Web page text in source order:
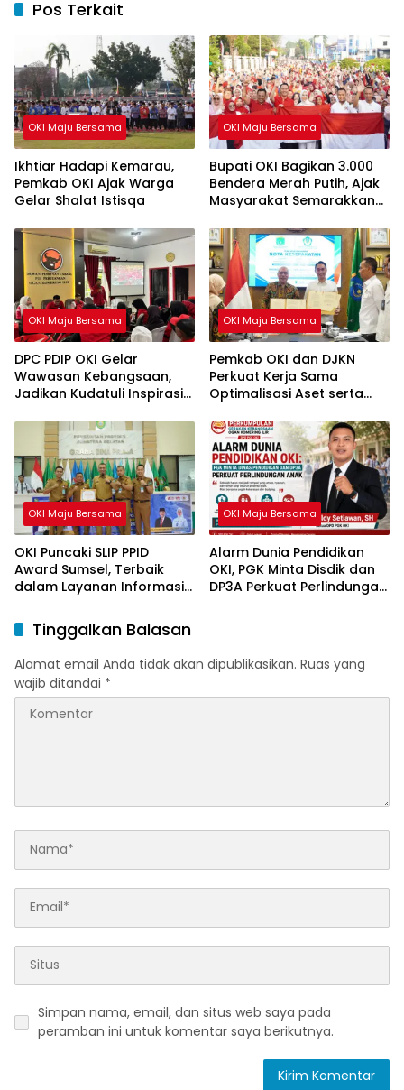
Pos Terkait
OKI Maju Bersama
Ikhtiar Hadapi Kemarau,
Pemkab OKI Ajak Warga
Gelar Shalat Istisqa
OKI Maju Bersama
Bupati OKI Bagikan 3.000
Bendera Merah Putih, Ajak
Masyarakat Semarakkan
OKI Maju Bersama
DPC PDIP OKI Gelar
Wawasan Kebangsaan,
Jadikan Kudatuli Inspirasi
OKI Maju Bersama
Pemkab OKI dan DJKN
Perkuat Kerja Sama
Optimalisasi Aset serta
OKI Maju Bersama
OKI Puncaki SLIP PPID
Award Sumsel, Terbaik
dalam Layanan Informasi
OKI Maju Bersama
Alarm Dunia Pendidikan
OKI, PGK Minta Disdik dan
DP3A Perkuat Perlindungan
Tinggalkan Balasan
Alamat email Anda tidak akan dipublikasikan. Ruas yang
wajib ditandai *
Simpan nama, email, dan situs web saya pada
peramban ini untuk komentar saya berikutnya.